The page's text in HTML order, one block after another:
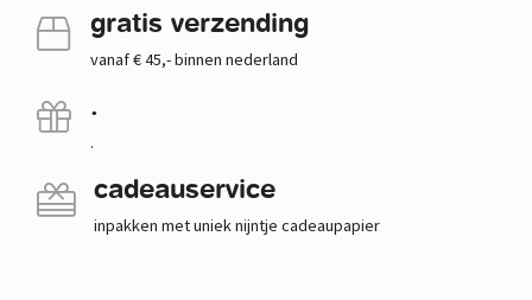
gratis verzending
vanaf € 45,- binnen nederland
.
.
cadeauservice
inpakken met uniek nijntje cadeaupapier